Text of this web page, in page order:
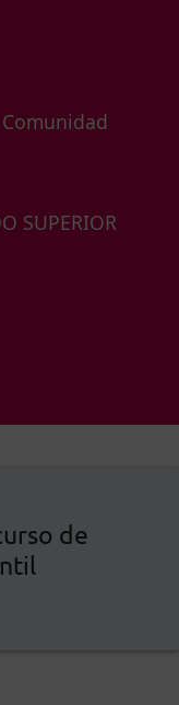
SUPERIOR
de